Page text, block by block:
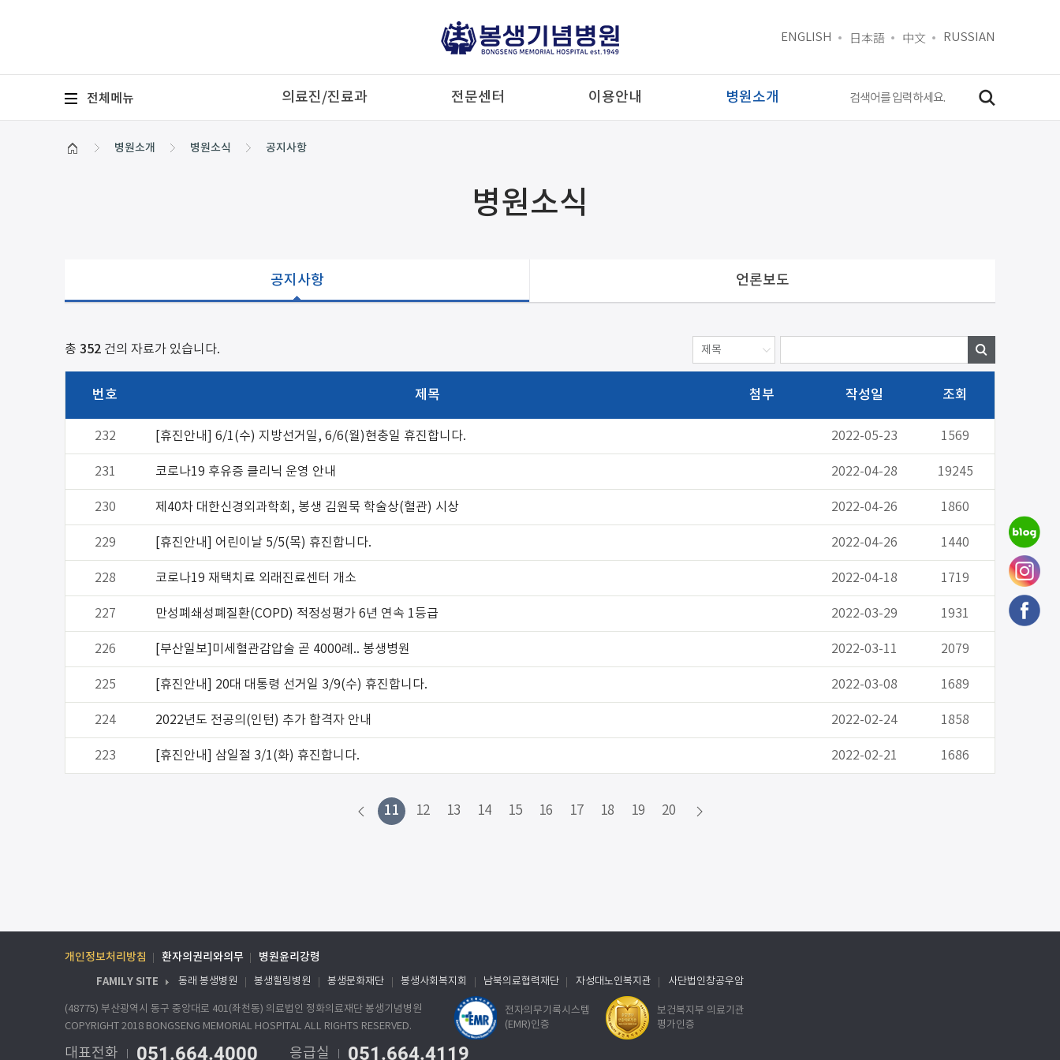
ENGLISH 日本語 中文 RUSSIAN
의료진/진료과 전문센터 이용안내 병원소개
전체 메뉴
병원소개 병원소식 공지사항
병원소식
공지사항 언론보도
총 352 건의 자료가 있습니다.
번호 제목 첨부 작성일 조회
232 [휴진안내] 6/1(수) 지방선거일, 6/6(월)현충일 휴진합니다. 2022-05-23 1569
231 코로나19 후유증 클리닉 운영 안내 2022-04-28 19245
230 제40차 대한신경외과학회, 봉생 김원묵 학술상(혈관) 시상 2022-04-26 1860
229 [휴진안내] 어린이날 5/5(목) 휴진합니다. 2022-04-26 1440
228 코로나19 재택치료 외래진료센터 개소 2022-04-18 1719
227 만성폐쇄성폐질환(COPD) 적정성평가 6년 연속 1등급 2022-03-29 1931
226 [부산일보]미세혈관감압술 곧 4000례.. 봉생병원 2022-03-11 2079
225 [휴진안내] 20대 대통령 선거일 3/9(수) 휴진합니다. 2022-03-08 1689
224 2022년도 전공의(인턴) 추가 합격자 안내 2022-02-24 1858
223 [휴진안내] 삼일절 3/1(화) 휴진합니다. 2022-02-21 1686
11 12 13 14 15 16 17 18 19 20
대표전화 051.664.4000 응급실 051.664.4119
개인정보처리방침 환자의권리와의무 병원윤리강령
FAMILY SITE 동래 봉생병원 봉생힐링병원 봉생문화재단 봉생사회복지회 남북의료협력재단 자성대노인복지관 사단법인창공우암
(48775) 부산광역시 동구 중앙대로 401(좌천동) 의료법인 정화의료재단 봉생기념병원
COPYRIGHT 2018 BONGSENG MEMORIAL HOSPITAL ALL RIGHTS RESERVED.
전자의무기록시스템
(EMR)인증
보건복지부 의료기관
평가인증